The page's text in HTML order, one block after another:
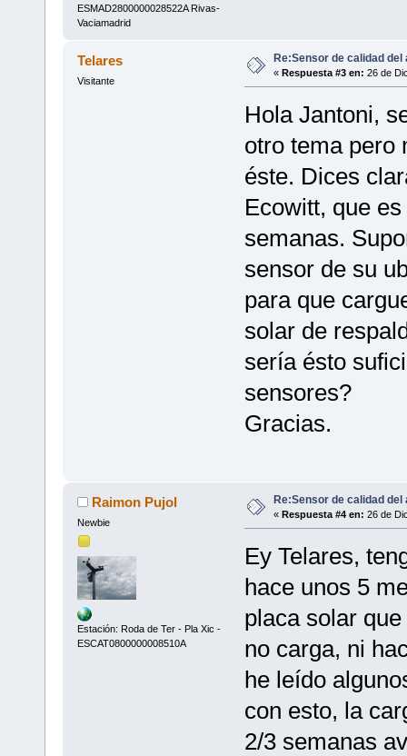
ESMAD2800000028522A Rivas-
Vaciamadrid
Telares
Visitante
Re:Sensor de calidad del
« Respuesta #3 en: 26 de
Hola Jantoni,
otro tema pero
éste. Dices
Ecowitt, que
semanas.
sensor de su
para que
solar de
sería ésto
sensores?
Gracias.
Raimon Pujol
Newbie
Estación: Roda de Ter - Pla Xic -
ESCAT0800000008510A
Re:Sensor de calidad del
« Respuesta #4 en: 26 de
Ey Telares,
hace unos 5
placa solar
no carga, ni
he leído
con esto, la
2/3 semanas